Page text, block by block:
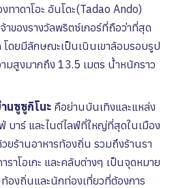
ทาดาโอะ อันโดะ(Tadao Ando)
ของรางวัลพริตซ์เกอร์ที่ถือว่าที่สุด
โดยมีลักษณะเป็นเนินเขาล้อมรอบรูป
สูงมากถึง 13.5 เมตร น้ำหนักราว
นซูซูกิโนะ คือย่านบันเทิงและแหล่ง
บาร์ และไนต์ไลฟ์ที่ใหญ่ที่สุดในเมือง
ยร้านอาหารท้องถิ่น รวมถึงร้านรา
ราโอเกะ และคลับต่างๆ เป็นจุดหมาย
งถิ่นและนักท่องเที่ยวที่ต้องการ